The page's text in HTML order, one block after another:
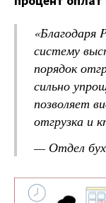
«Благодаря
систему
порядок
сильно
позволяет
отгрузка и
— Отдел